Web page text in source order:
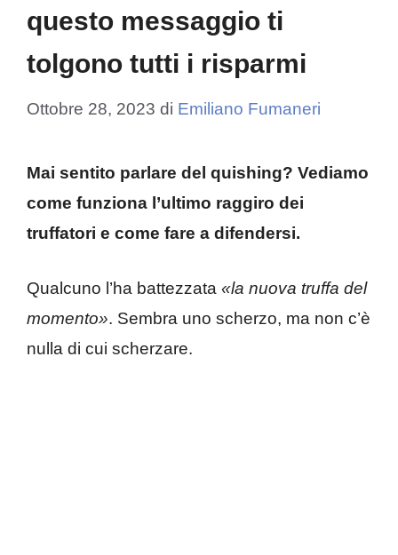
questo messaggio ti
tolgono tutti i risparmi
Ottobre 28, 2023 di Emiliano Fumaneri
Mai sentito parlare del quishing? Vediamo
come funziona l’ultimo raggiro dei
truffatori e come fare a difendersi.
Qualcuno l’ha battezzata «la nuova truffa del
momento». Sembra uno scherzo, ma non c’è
nulla di cui scherzare.